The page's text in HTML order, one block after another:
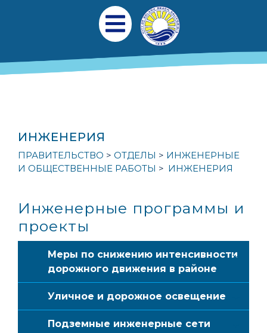
Перейти к общему содержаниюГлавная
Открыть мобильное меню
ИНЖЕНЕРИЯ
ПРАВИТЕЛЬСТВО ОТДЕЛЫ
ИНЖЕНЕРНЫЕ
И ОБЩЕСТВЕННЫЕ РАБОТЫ
ИНЖЕНЕРИЯ
Инженерные программы и
проекты
Меры по снижению интенсивности
дорожного движения в районе
Уличное и дорожное освещение
Подземные инженерные сети